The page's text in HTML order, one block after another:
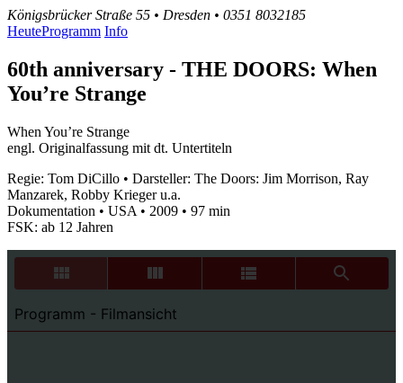
Königsbrücker Straße 55 • Dresden • 0351 8032185
HeuteProgramm Info
60th anniversary - THE DOORS: When
You’re Strange
When You’re Strange
engl. Originalfassung mit dt. Untertiteln
Regie: Tom DiCillo • Darsteller: The Doors: Jim Morrison, Ray
Manzarek, Robby Krieger u.a.
Dokumentation • USA • 2009 • 97 min
FSK: ab 12 Jahren